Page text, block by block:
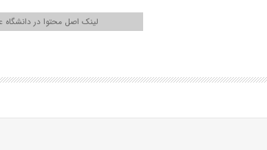
لینک اصل محتوا در دانشگاه